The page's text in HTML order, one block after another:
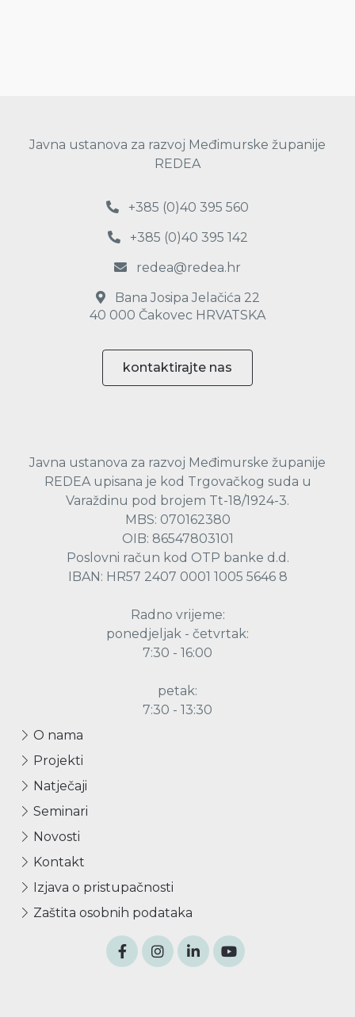
Javna ustanova za razvoj Međimurske županije
REDEA
+385 (0)40 395 560
+385 (0)40 395 142
redea@redea.hr
Bana Josipa Jelačića 22
40 000 Čakovec HRVATSKA
kontaktirajte nas
Javna ustanova za razvoj Međimurske županije
REDEA upisana je kod Trgovačkog suda u
Varaždinu pod brojem Tt-18/1924-3.
MBS: 070162380
OIB: 86547803101
Poslovni račun kod OTP banke d.d.
IBAN: HR57 2407 0001 1005 5646 8
Radno vrijeme:
ponedjeljak - četvrtak:
7:30 - 16:00
petak:
7:30 - 13:30
O nama
Projekti
Natječaji
Seminari
Novosti
Kontakt
Izjava o pristupačnosti
Zaštita osobnih podataka